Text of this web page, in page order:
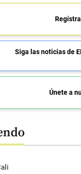
Siga las noticias de
Únete a